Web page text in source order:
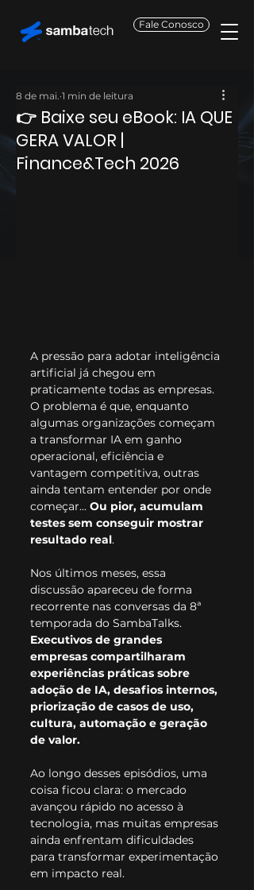
Fale Conosco
👉 Baixe seu eBook: IA QUE
GERA VALOR |
Finance&Tech 2026
8 de mai. 1 min de leitura
A pressão para adotar inteligência
artificial já chegou em
praticamente todas as empresas.
O problema é que, enquanto
algumas organizações começam
a transformar IA em ganho
operacional, eficiência e
vantagem competitiva, outras
ainda tentam entender por onde
começar... Ou pior, acumulam
testes sem conseguir mostrar
resultado real.
Nos últimos meses, essa
discussão apareceu de forma
recorrente nas conversas da 8ª
temporada do SambaTalks.
Executivos de grandes
empresas compartilharam
experiências práticas sobre
adoção de IA, desafios internos,
priorização de casos de uso,
cultura, automação e geração
de valor.
Ao longo desses episódios, uma
coisa ficou clara: o mercado
avançou rápido no acesso à
tecnologia, mas muitas empresas
ainda enfrentam dificuldades
para transformar experimentação
em impacto real.